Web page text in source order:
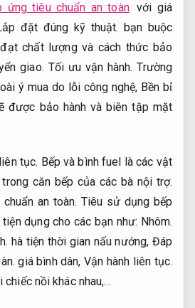
ứng tiêu chuẩn an toàn với giá
đặt đúng kỹ thuật. bạn buộc
chất lượng và cách thức bảo
giao. Tối ưu vận hành. Trường
ý mua do lỗi công nghệ, Bền bỉ
được bảo hành và biên tập mặt
tục. Bếp và bình fuel là các vật
căn bếp của các bà nội trợ.
an toàn. Tiêu sử dụng bếp
dụng cho các bạn như: Nhôm.
hà tiện thời gian nấu nướng, Đáp
giá bình dân, Vận hành liên tục.
nồi khác nhau,…